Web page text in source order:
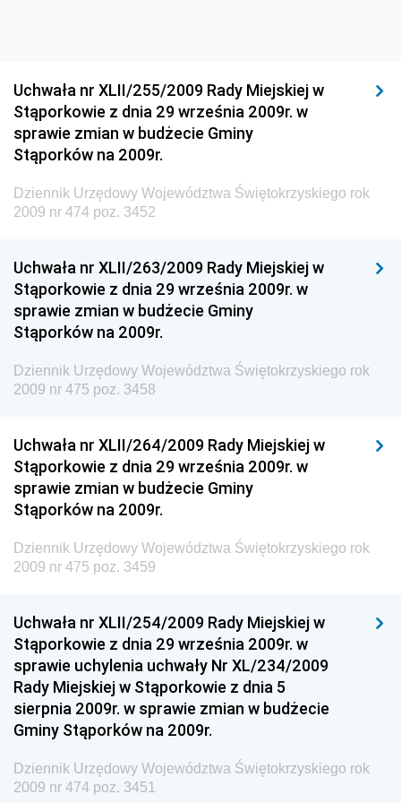
Dziennik Urzędowy Ministra Budownictwa i Przemysłu
Materiałów Budowlanych
Dziennik Urzędowy Ministra Infrastruktury i Rozwoju
Dziennik Urzędowy Głównego Inspektoratu Ochrony
Środowiska
Dziennik Urzędowy Generalnej Dyrekcji Ochrony
Dziennik Urzędowy Ministerstwa Administracji,
Gospodarki Terenowej i Ochrony Środowiska
Dziennik Urzędowy Ministerstwa Administracji i
Gospodarki Przestrzennej
Dziennik Urzędowy Unii Europejskiej, L
Dziennik Urzędowy Ministerstwa Przemysłu
Chemicznego i Lekkiego
Dziennik Urzędowy Ministerstwa Rolnictwa i
Gospodarki Żywnościowej
Dziennik Urzędowy Ministra Rodziny, Pracy i Polityki
Społecznej
Dziennik Urzędowy Ministra Rozwoju
Dziennik Urzędowy Ministra Infrastruktury i
Budownictwa
Dziennik Urzędowy Ministra Gospodarki Morskiej i
Żeglugi Śródlądowej
Dziennik Urzędowy Ministra Energii
Dziennik Urzędowy Ministra Finansów
Uchwała nr XLII/255/2009 Rady Miejskiej w
Stąporkowie z dnia 29 września 2009r. w
sprawie zmian w budżecie Gminy
Stąporków na 2009r.
Dziennik Urzędowy Województwa Świętokrzyskiego rok
2009 nr 474 poz. 3452
Uchwała nr XLII/263/2009 Rady Miejskiej w
Stąporkowie z dnia 29 września 2009r. w
sprawie zmian w budżecie Gminy
Stąporków na 2009r.
Dziennik Urzędowy Województwa Świętokrzyskiego rok
2009 nr 475 poz. 3458
Uchwała nr XLII/264/2009 Rady Miejskiej w
Stąporkowie z dnia 29 września 2009r. w
sprawie zmian w budżecie Gminy
Stąporków na 2009r.
Dziennik Urzędowy Województwa Świętokrzyskiego rok
2009 nr 475 poz. 3459
Uchwała nr XLII/254/2009 Rady Miejskiej w
Stąporkowie z dnia 29 września 2009r. w
sprawie uchylenia uchwały Nr XL/234/2009
Rady Miejskiej w Stąporkowie z dnia 5
sierpnia 2009r. w sprawie zmian w budżecie
Gminy Stąporków na 2009r.
Dziennik Urzędowy Województwa Świętokrzyskiego rok
2009 nr 474 poz. 3451